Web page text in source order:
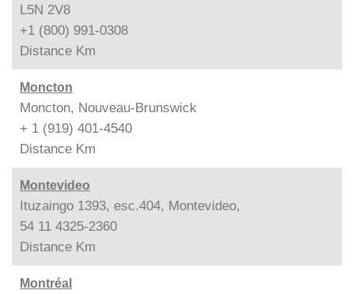
L5N 2V8
+1 (800) 991-0308
Distance Km
Moncton
Moncton, Nouveau-Brunswick
+ 1 (919) 401-4540
Distance Km
Montevideo
Ituzaingo 1393, esc.404, Montevideo,
54 11 4325-2360
Distance Km
Montréal